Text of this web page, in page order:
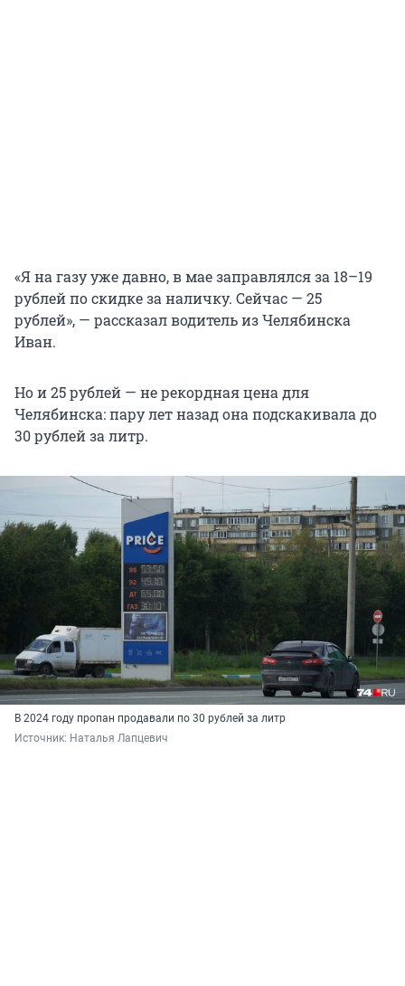
«Я на газу уже давно, в мае заправлялся за 18–19
рублей по скидке за наличку. Сейчас — 25
рублей», — рассказал водитель из Челябинска
Иван.
Но и 25 рублей — не рекордная цена для
Челябинска: пару лет назад она подскакивала до
30 рублейза литр.
В 2024 году пропан продавали по 30 рублей за литр
Источник: Наталья Лапцевич